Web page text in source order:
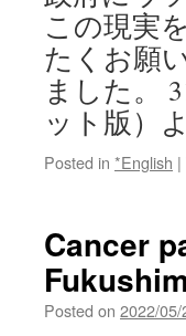
この現実
たくお願
ました。
ット版）
Posted in *English |
Cancer
Posted on 2022/05/